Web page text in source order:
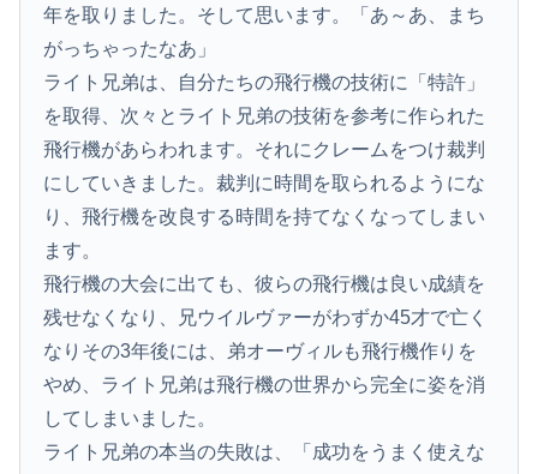
年を取りました。そして思います。「あ～あ、まち
がっちゃったなあ」
ライト兄弟は、自分たちの飛行機の技術に「特許」
を取得、次々とライト兄弟の技術を参考に作られた
飛行機があらわれます。それにクレームをつけ裁判
にしていきました。裁判に時間を取られるようにな
り、飛行機を改良する時間を持てなくなってしまい
ます。
飛行機の大会に出ても、彼らの飛行機は良い成績を
残せなくなり、兄ウイルヴァーがわずか45才で亡く
なりその3年後には、弟オーヴィルも飛行機作りを
やめ、ライト兄弟は飛行機の世界から完全に姿を消
してしまいました。
ライト兄弟の本当の失敗は、「成功をうまく使えな